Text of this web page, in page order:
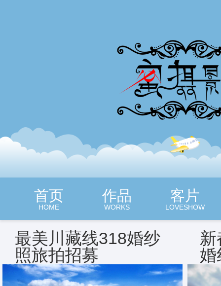
蜜摄影
首页
HOME
作品
WORKS
客片
LOVESHOW
最美川藏线318婚纱
照旅拍招募
婚